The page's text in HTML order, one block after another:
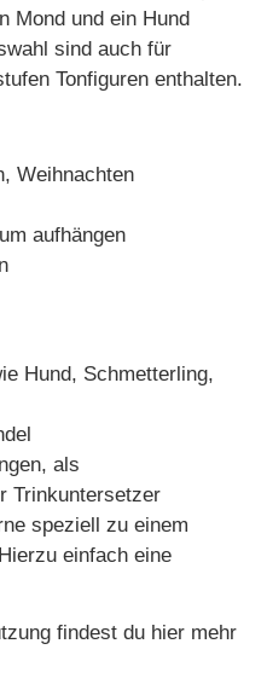
Mond und ein Hund
sind auch für
Tonfiguren enthalten.
Weihnachten
aufhängen
Hund, Schmetterling,
als
Trinkuntersetzer
speziell zu einem
einfach eine
findest du hier mehr